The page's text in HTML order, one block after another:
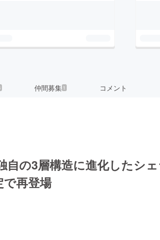
仲間募集 1 コメント
自の3層構造に進化したシェ
再登場